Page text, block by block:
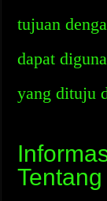
tujuan
dapat
yang dituju